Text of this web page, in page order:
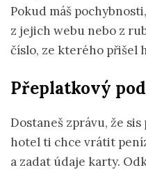
Pokud máš
z jejich webu nebo z
číslo, ze kterého přišel
Přeplatkový
Dostaneš zprávu, že
hotel ti chce vrátit
a zadat údaje karty.